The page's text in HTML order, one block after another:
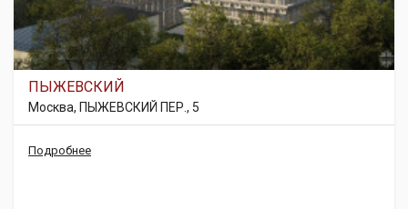
ПЫЖЕВСКИЙ
Москва, ПЫЖЕВСКИЙ ПЕР., 5
Подробнее